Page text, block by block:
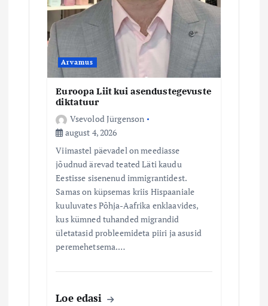
Arvamus
Euroopa Liit kui asendustegevuste
diktatuur
Vsevolod Jürgenson
august 4, 2026
Viimastel päevadel on meediasse
jõudnud ärevad teated Läti kaudu
Eestisse sisenenud immigrantidest.
Samas on küpsemas kriis Hispaaniale
kuuluvates Põhja-Aafrika enklaavides,
kus kümned tuhanded migrandid
ületatasid probleemideta piiri ja asusid
peremehetsema.…
Loe edasi